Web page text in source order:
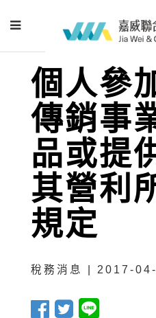
個人參
傳銷事
品或提
其營利
規定
稅務消息 | 2017-